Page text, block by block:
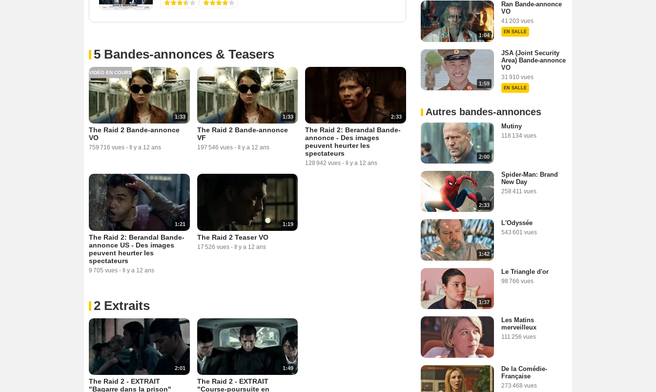
5 Bandes-annonces & Teasers
1:33
VIDÉO EN COURS
The Raid 2 Bande-annonce
VO
759 716 vues - Il y a 12 ans
1:33
The Raid 2 Bande-annonce
VF
197 546 vues - Il y a 12 ans
2:33
The Raid 2: Berandal Bande-
annonce - Des images
peuvent heurter les
spectateurs
128 942 vues - Il y a 12 ans
1:21
The Raid 2: Berandal Bande-
annonce US - Des images
peuvent heurter les
spectateurs
9 705 vues - Il y a 12 ans
1:19
The Raid 2 Teaser VO
17 526 vues - Il y a 12 ans
2 Extraits
2:01
The Raid 2 - EXTRAIT
"Bagarre dans la prison"
1:49
The Raid 2 - EXTRAIT
"Course-poursuite en
1:04
Ran Bande-annonce
VO
41 203 vues
EN SALLE
1:59
JSA (Joint Security
Area) Bande-annonce
VO
31 910 vues
EN SALLE
Autres bandes-annonces
2:00
Mutiny
118 134 vues
2:33
Spider-Man: Brand
New Day
258 411 vues
1:42
L'Odyssée
543 601 vues
1:37
Le Triangle d'or
98 766 vues
Les Matins
merveilleux
111 256 vues
De la Comédie-
Française
273 468 vues